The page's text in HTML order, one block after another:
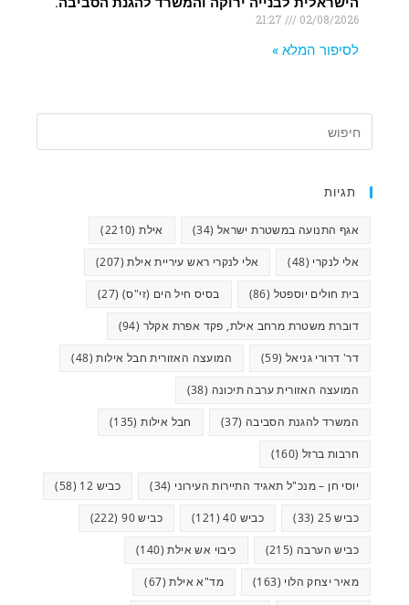
02/08/2026
לסיפור המלא »
תגיות
אגף התנועה במשטרת ישראל (34) אילת(2210)
אלי לנקרי (48) אלי לנקרי ראש עיריית אילת(207)
בית חולים יוספטל (86) בסיס חיל הים (זי"ס) (27)
דוברת משטרת מרחב אילת, פקד אפרת אקלר (94)
דר' דרורי גניאל (59) המועצה האזורית חבל אילות(48)
המועצה האזורית ערבה תיכונה (38)
המשרד להגנת הסביבה (37) חבל אילות(135)
חרבות ברזל (160)
יוסי חן – מנכ"ל תאגיד התיירות העירוני (34) כביש 12 (58)
כביש 25 (33) כביש 40 (121) כביש 90 (222)
כביש הערבה (215) כיבוי אש אילת(140)
מאיר יצחק הלוי (163) מד"א אילת(67)